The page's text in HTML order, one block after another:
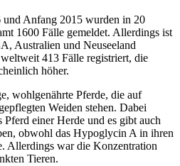
Anfang 2015 wurden in 20
1600 Fälle gemeldet. Allerdings ist
Australien und Neuseeland
413 Fälle registriert, die
höher.
wohlgenährte Pferde, die auf
Weiden stehen. Dabei
einer Herde und es gibt auch
obwohl das Hypoglycin A in ihren
Allerdings war die Konzentration
Tieren.